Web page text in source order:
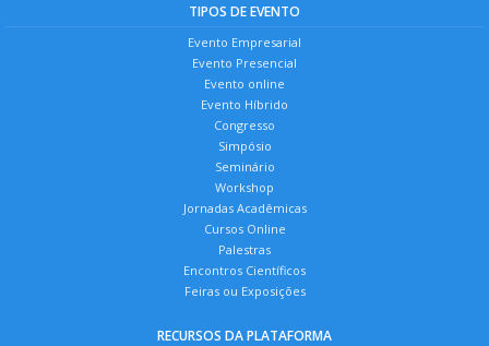
TIPOS DE EVENTO
Evento Empresarial
Evento Presencial
Evento online
Evento Híbrido
Congresso
Simpósio
Seminário
Workshop
Jornadas Acadêmicas
Cursos Online
Palestras
Encontros Científicos
Feiras ou Exposições
RECURSOS DA PLATAFORMA